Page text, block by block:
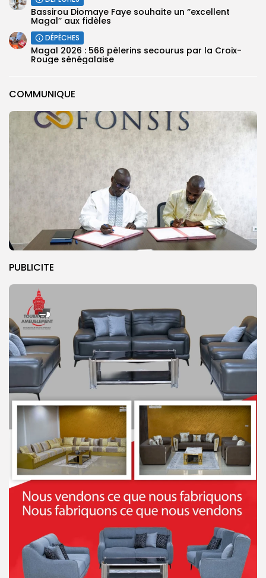
COMMUNIQUE
PUBLICITE
Bassirou Diomaye Faye souhaite un ‘’excellent
Magal’’ aux fidèles
DÉPÊCHES
Magal 2026 : 566 pèlerins secourus par la Croix-
Rouge sénégalaise